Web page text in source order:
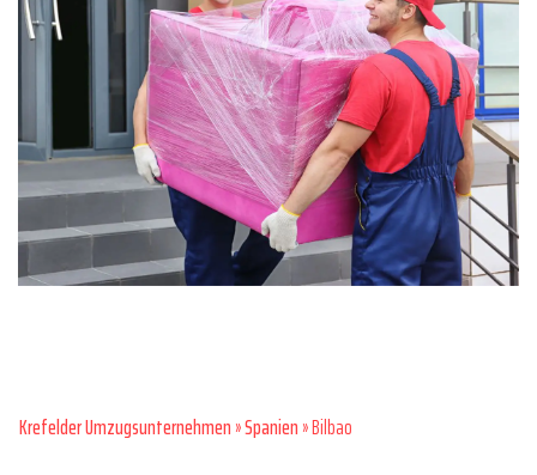
Krefelder Umzugsunternehmen»Spanien» Bilbao